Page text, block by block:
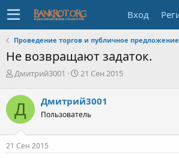
Вход
Проведение торгов и публичное предложение
Не возвращают задаток.
А
т
о
р
т
е
м
Дмитрий3001
Д
а
н
ч
21 Сен 2015
Д Дмитрий3001
Пользователь
21 Сен 2015